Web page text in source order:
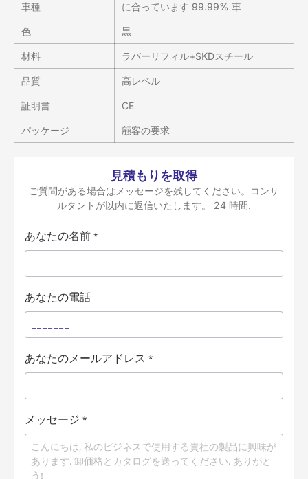
車種 に合っています 99.99% 車
色 黒
材料 ラバーリフィル+SKDスチール
品質 高レベル
証明書 CE
パッケージ 顧客の要求
見積もりを取得
ご質問がある場合はメッセージを残してください。コンサ
ルタントが以内に返信いたします。 24 時間.
あなたの名前 *
あなたの電話
あなたのメールアドレス *
メッセージ *